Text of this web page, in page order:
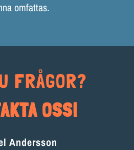
omfattas.
FRÅGOR?
OSS!
Andersson